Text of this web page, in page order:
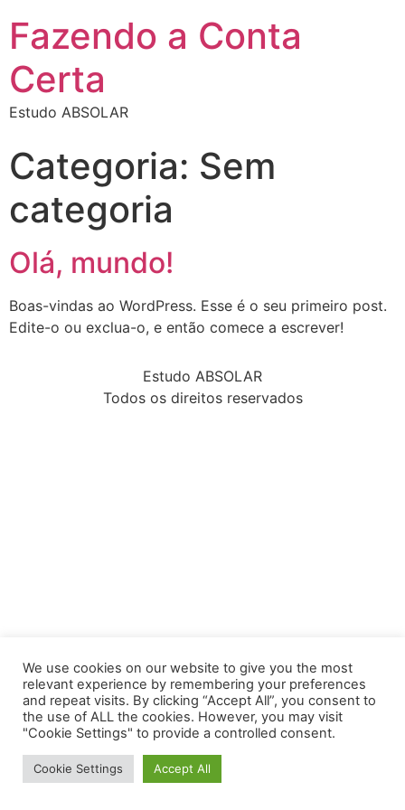
Fazendo a Conta
Certa
Estudo ABSOLAR
Categoria: Sem
categoria
Olá, mundo!
Boas-vindas ao WordPress. Esse é o seu primeiro post.
Edite-o ou exclua-o, e então comece a escrever!
Estudo ABSOLAR
Todos os direitos reservados
We use cookies on our website to give you the most
relevant experience by remembering your preferences
and repeat visits. By clicking “Accept All”, you consent to
the use of ALL the cookies. However, you may visit
"Cookie Settings" to provide a controlled consent.
Cookie Settings Accept All